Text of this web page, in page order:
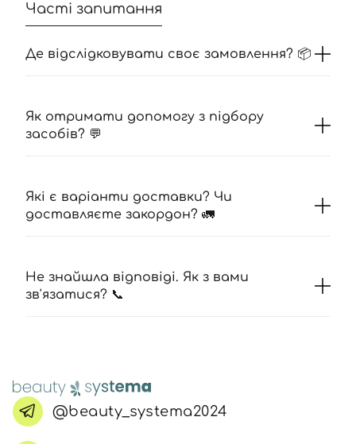
Часті запитання
Де відслідковувати своє замовлення? 📦
Як отримати допомогу з підбору
засобів? 💬
Які є варіанти доставки? Чи
доставляєте закордон? 🚛
Не знайшла відповіді. Як з вами
зв'язатися? 📞
@beauty_systema2024